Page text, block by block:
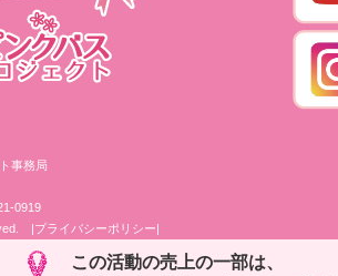
事務局
0919
|プライバシーポリシー|
この活動の売上の一部は、